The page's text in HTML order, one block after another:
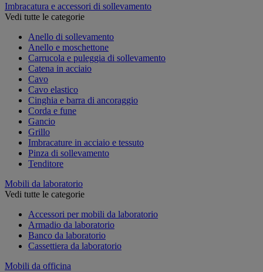
Imbracatura e accessori di sollevamento
Vedi tutte le categorie
Anello di sollevamento
Anello e moschettone
Carrucola e puleggia di sollevamento
Catena in acciaio
Cavo
Cavo elastico
Cinghia e barra di ancoraggio
Corda e fune
Gancio
Grillo
Imbracature in acciaio e tessuto
Pinza di sollevamento
Tenditore
Mobili da laboratorio
Vedi tutte le categorie
Accessori per mobili da laboratorio
Armadio da laboratorio
Banco da laboratorio
Cassettiera da laboratorio
Mobili da officina